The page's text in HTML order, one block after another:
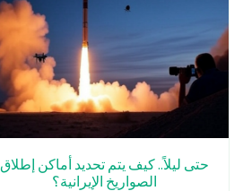
حتى ليلاً.. كيف يتم تحديد أماكن إطلاق
الصواريخ الإيرانية؟